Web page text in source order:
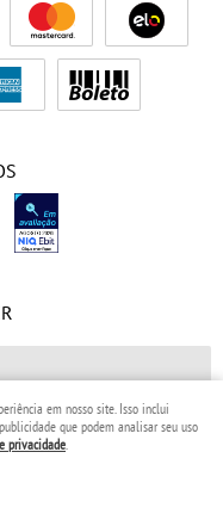
em nosso site. Isso inclui
que podem analisar seu uso
privacidade.